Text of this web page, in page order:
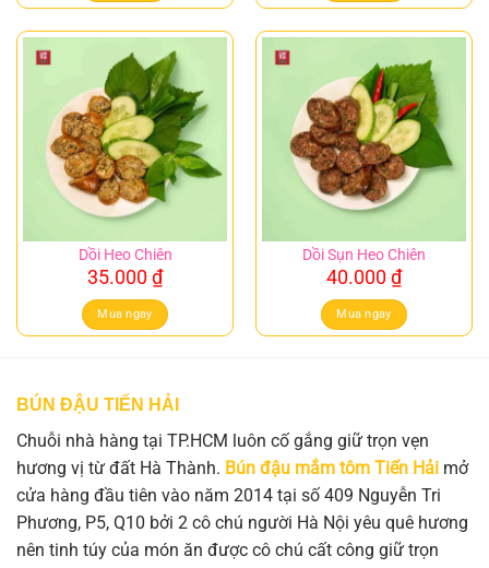
Dồi Heo Chiên
35.000₫
Mua ngay
Dồi Sụn Heo Chiên
40.000₫
Mua ngay
BÚN ĐẬU TIẾN HẢI
Chuỗi nhà hàng tại TP.HCM luôn cố gắng giữ trọn vẹn
hương vị từ đất Hà Thành. Bún đậu mắm tôm Tiến Hải mở
cửa hàng đầu tiên vào năm 2014 tại số 409 Nguyễn Tri
Phương, P5, Q10 bởi 2 cô chú người Hà Nội yêu quê hương
nên tinh túy của món ăn được cô chú cất công giữ trọn